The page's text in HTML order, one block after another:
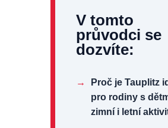
V tomto
průvodci se
dozvíte:
→
Proč je Tauplitz
pro rodiny s
zimní i letní